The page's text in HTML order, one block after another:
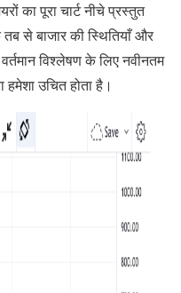
का पूरा चार्ट नीचे प्रस्तुत
से बाजार की स्थितियाँ और
विश्लेषण के लिए नवीनतम
हमेशा उचित होता है।